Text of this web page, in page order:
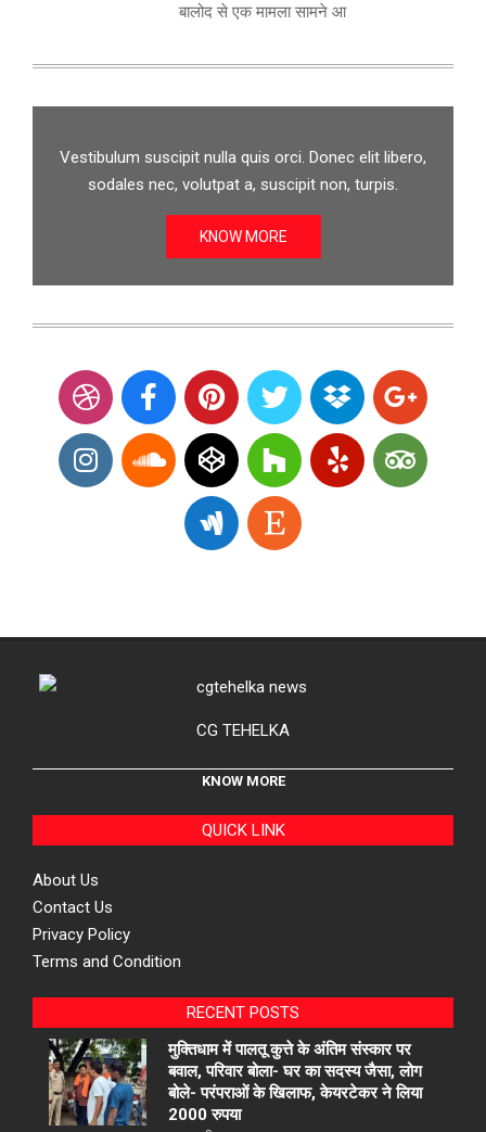
बालोद से एक मामला सामने आ
Vestibulum suscipit nulla quis orci. Donec elit libero,
sodales nec, volutpat a, suscipit non, turpis.
KNOW MORE
CG TEHELKA
KNOW MORE
QUICK LINK
About Us
Contact Us
Privacy Policy
Terms and Condition
RECENT POSTS
मुक्तिधाम में पालतू कुत्ते के अंतिम संस्कार पर
बवाल, परिवार बोला- घर का सदस्य जैसा, लोग
बोले- परंपराओं के खिलाफ, केयरटेकर ने लिया
2000 रुपया